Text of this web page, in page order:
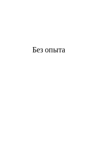
Без опыта